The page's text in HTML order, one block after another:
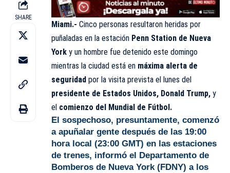
SHARE
Miami.- Cinco personas resultaron heridas por
puñaladas en la estación Penn Station de Nueva
York y un hombre fue detenido este domingo
mientras la ciudad está en máxima alerta de
seguridad por la visita prevista el lunes del
presidente de Estados Unidos, Donald Trump, y
el comienzo del Mundial de Fútbol.
El sospechoso, presuntamente, comenzó
a apuñalar gente después de las 19:00
hora local (23:00 GMT) en las estaciones
de trenes, informó el Departamento de
Bomberos de Nueva York (FDNY) a los